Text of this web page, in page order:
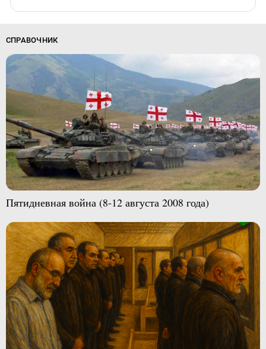
СПРАВОЧНИК
Пятидневная война (8-12 августа 2008 года)